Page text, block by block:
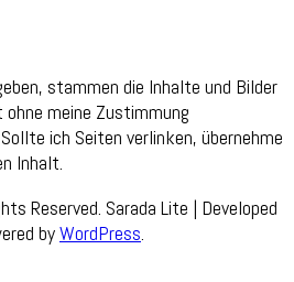
stammen die Inhalte und Bilder
meine Zustimmung
ich Seiten verlinken, übernehme
Inhalt.
Reserved. Sarada Lite | Developed
byWordPress.